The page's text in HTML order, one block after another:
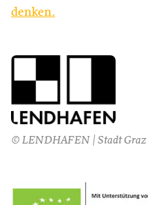
denken.
© LENDHAFEN | Stadt Graz